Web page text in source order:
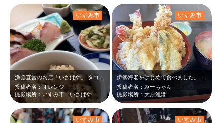
投稿者名：オレンジ
撮影場所：いすみ市 いさばや
いすみ市
投稿者名：みーちゃん
撮影場所：大原漁港
いすみ市
いすみ市 いすみ市